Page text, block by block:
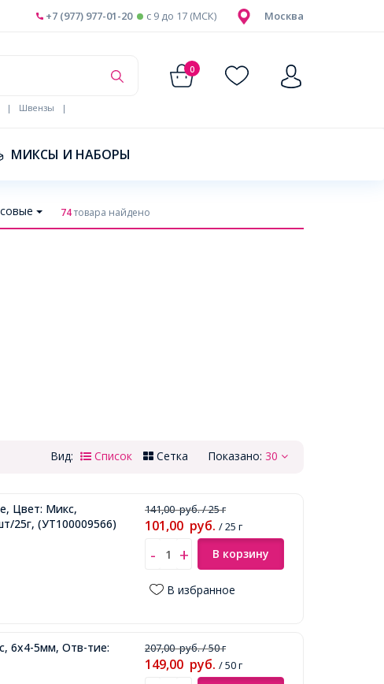
Москва
+7 (977) 977-01-20 c 9 до 17 (МСК)
0
| Швензы
|
МИКСЫ И НАБОРЫ
74товара найдено
Показано: 30
Вид: Список Сетка
Цвет: Микс,
25г, (УТ100009566)
141,00руб./ 25 г
101,00 руб. / 25 г
В корзину
В избранное
6х4-5мм, Отв-тие:
207,00руб./ 50 г
149,00 руб. / 50 г